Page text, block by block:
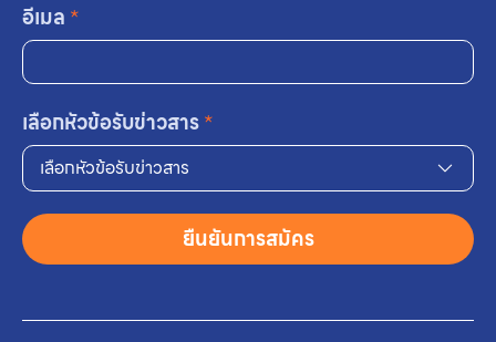
อีเมล *
เลือกหัวข้อรับข่าวสาร*
เลือกหัวข้อรับข่าวสาร
ยืนยันการสมัคร